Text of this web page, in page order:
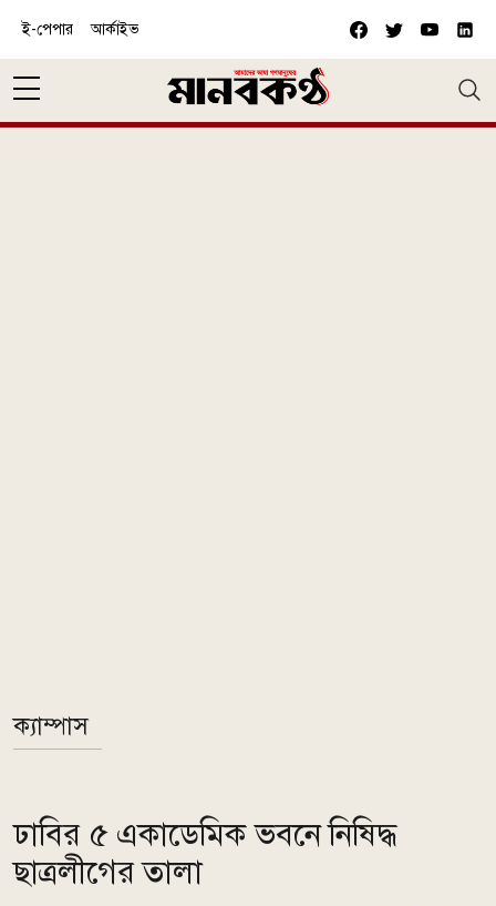
ই-পেপার আর্কাইভ
ক্যাম্পাস
ঢাবির ৫ একাডেমিক ভবনে নিষিদ্ধ
ছাত্রলীগের তালা